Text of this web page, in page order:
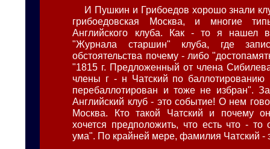
И Пушкин и Грибоедов хорошо знали
грибоедовская Москва, и многие
Английского клуба. Как - то я нашел
"Журнала старшин" клуба, где
обстоятельства почему - либо
"1815 г. Предложенный от члена
члены г - н Чатский по баллотированию
перебаллотирован и тоже не избран".
Английский клуб - это событие! О нем
Москва. Кто такой Чатский и почему
хочется предположить, что есть что -
ума". По крайней мере, фамилия Чатский -